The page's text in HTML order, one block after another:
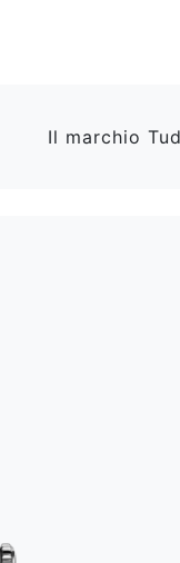
Il marchio